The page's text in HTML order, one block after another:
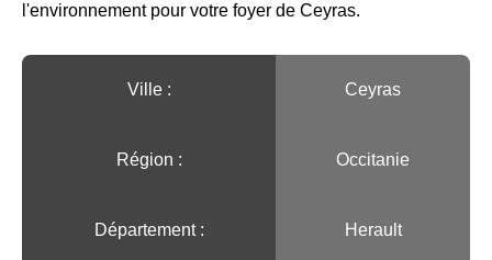
l'environnement pour votre foyer de Ceyras.
Ville :️ Ceyras
Région :️ Occitanie
Département : Herault